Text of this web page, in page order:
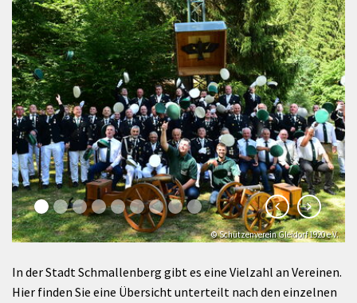
© Schützenverein Gleidorf 1920 e.V.
In der Stadt Schmallenberg gibt es eine Vielzahl an Vereinen.
Hier finden Sie eine Übersicht unterteilt nach den einzelnen